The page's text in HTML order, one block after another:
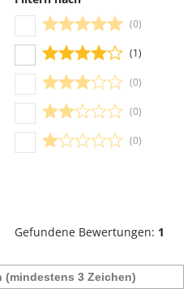
(0)
(1)
(0)
(0)
(0)
Gefundene Bewertungen: 1